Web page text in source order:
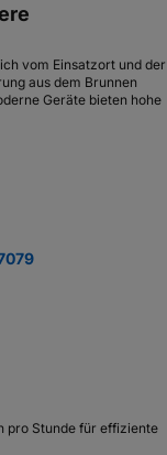
vom Einsatzort und der
aus dem Brunnen
Geräte bieten hohe
pro Stunde für effiziente